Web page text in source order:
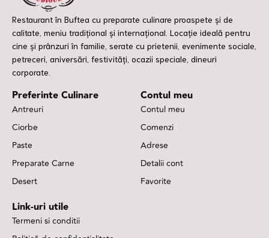
Restaurant în Buftea cu preparate culinare proaspete și de
calitate, meniu tradițional și internațional. Locație ideală pentru
cine și prânzuri în familie, serate cu prietenii, evenimente sociale,
petreceri, aniversări, festivități, ocazii speciale, dineuri
corporate.
Preferinte Culinare
Antreuri
Ciorbe
Paste
Preparate Carne
Desert
Contul meu
Contul meu
Comenzi
Adrese
Detalii cont
Favorite
Link-uri utile
Termeni si conditii